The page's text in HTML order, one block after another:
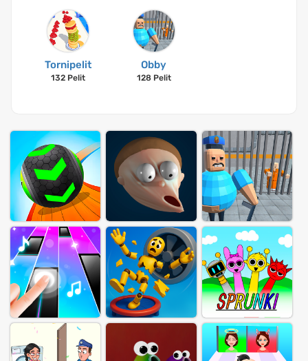
Tornipelit
132 Pelit
Obby
128 Pelit